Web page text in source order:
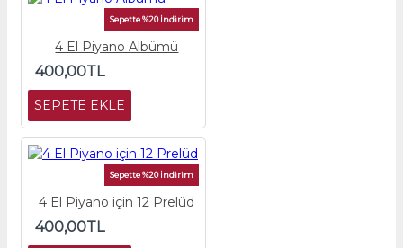
Sepette %20 İndirim
4 El Piyano Albümü
400,00TL
SEPETE EKLE
Sepette %20 İndirim
4 El Piyano için 12 Prelüd
400,00TL